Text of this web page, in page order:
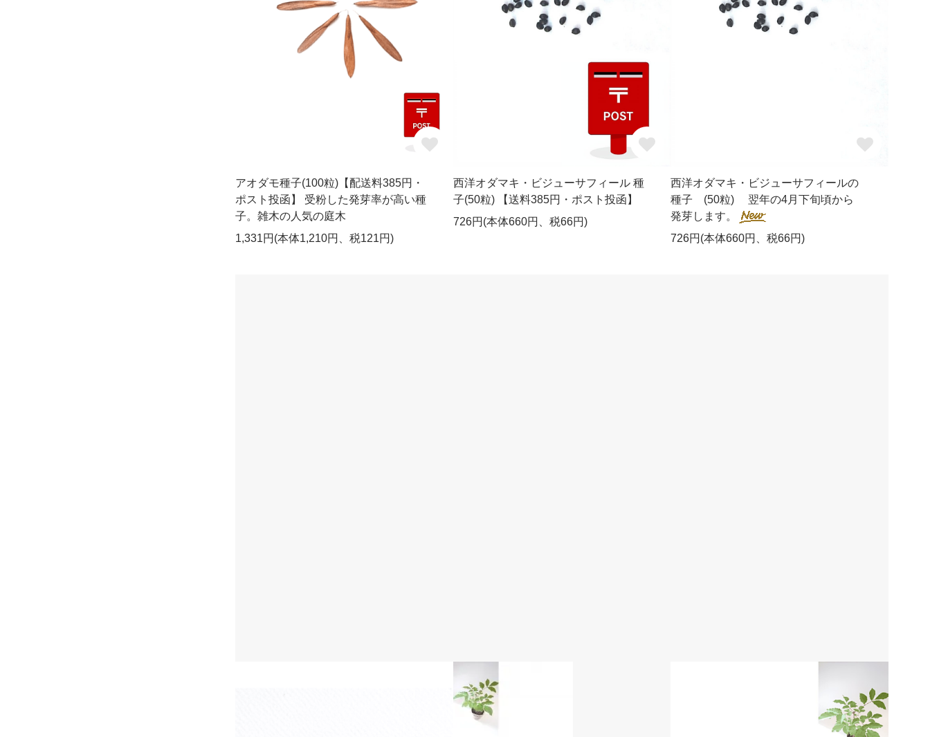
アオダモ種子(100粒)【配送料385円・
ポスト投函】 受粉した発芽率が高い種
子。雑木の人気の庭木
1,331円(本体1,210円、税121円)
西洋オダマキ・ビジューサフィール 種
子(50粒) 【送料385円・ポスト投函】
726円(本体660円、税66円)
西洋オダマキ・ビジューサフィールの
種子 (50粒) 翌年の4月下旬頃から
発芽します。
726円(本体660円、税66円)